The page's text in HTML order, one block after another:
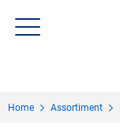
Over Sisa
Home Assortiment